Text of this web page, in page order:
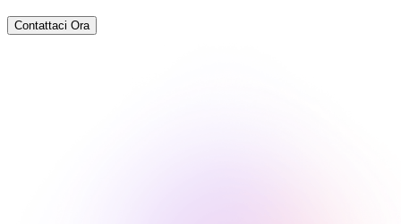
Contattaci Ora